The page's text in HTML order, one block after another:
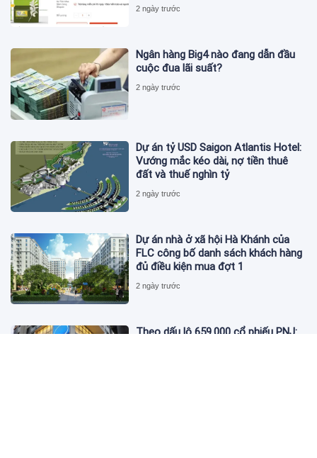
2 ngày trước
Ngân hàng Big4 nào đang dẫn đầu
cuộc đua lãi suất?
2 ngày trước
Dự án tỷ USD Saigon Atlantis Hotel:
Vướng mắc kéo dài, nợ tiền thuê
đất và thuế nghìn tỷ
2 ngày trước
Dự án nhà ở xã hội Hà Khánh của
FLC công bố danh sách khách hàng
đủ điều kiện mua đợt 1
2 ngày trước
Theo dấu lô 659.000 cổ phiếu PNJ: